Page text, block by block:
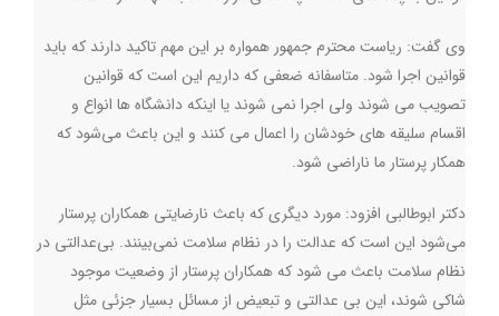
وی گفت: رياست محترم جمهور همواره بر این مهم تاکید دارند که باید
قوانین اجرا شود. متاسفانه ضعفی که داریم این است که قوانین
تصویب می شوند ولی اجرا نمی شوند یا اینکه دانشگاه ها انواع و
اقسام سلیقه های خودشان را اعمال می کنند و این باعث می‌شود که
همکار پرستار ما ناراضی شود.
دکتر ابوطالبی افزود: مورد دیگری که باعث نارضایتی همکاران پرستار
می‌شود این است که عدالت را در نظام سلامت نمی‌بینند. بی‌عدالتی در
نظام سلامت باعث می شود که همکاران پرستار از وضعیت موجود
شاکی شوند، اين بي عدالتی و تبعيض از مسائل بسيار جزئي مثل